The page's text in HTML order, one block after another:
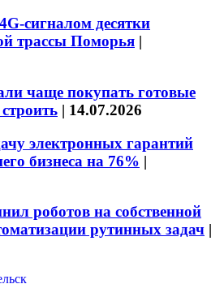
сигналом десятки
трассы Поморья |
чаще покупать готовые
| 14.07.2026
электронных гарантий
бизнеса на 76% |
роботов на собственной
рутинных задач |